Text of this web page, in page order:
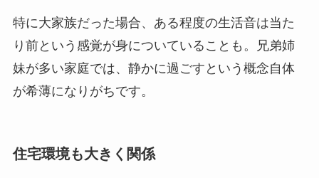
特に大家族だった場合、ある程度の生活音は当た
り前という感覚が身についていることも。兄弟姉
妹が多い家庭では、静かに過ごすという概念自体
が希薄になりがちです。
住宅環境も大きく関係